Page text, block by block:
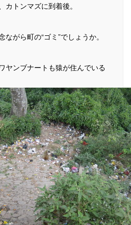
カトンマズに到着後。
がら町の“ゴミ”でしょうか。
ヤンブナートも猿が住んでいる